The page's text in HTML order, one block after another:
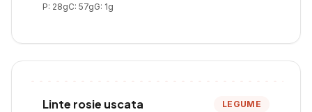
P: 28gC: 57gG: 1g
Linte rosie uscata LEGUME